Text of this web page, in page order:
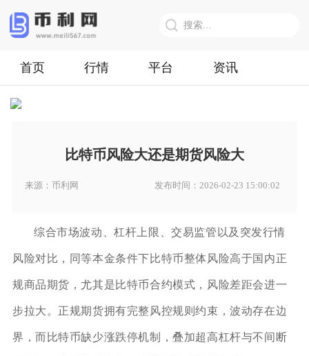
首页 行情 平台 资讯
比特币风险大还是期货风险大
来源：币利网 发布时间：2026-02-23 15:00:02
综合市场波动、杠杆上限、交易监管以及突发行情
风险对比，同等本金条件下比特币整体风险高于国内正
规商品期货，尤其是比特币合约模式，风险差距会进一
步拉大。正规期货拥有完整风控规则约束，波动存在边
界，而比特币缺少涨跌停机制，叠加超高杠杆与不间断